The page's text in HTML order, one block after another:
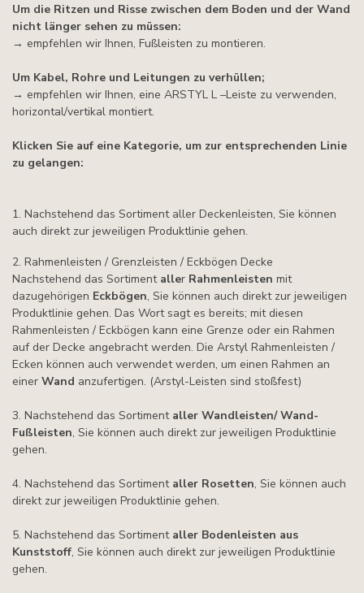
Um die Ritzen und Risse zwischen dem Boden und der Wand
nicht länger sehen zu müssen:
→ empfehlen wir Ihnen, Fußleisten zu montieren.
Um Kabel, Rohre und Leitungen zu verhüllen;
→ empfehlen wir Ihnen, eine ARSTYL L –Leiste zu verwenden,
horizontal/vertikal montiert.
Klicken Sie auf eine Kategorie, um zur entsprechenden Linie
zu gelangen:
1. Nachstehend das Sortiment aller Deckenleisten, Sie können
auch direkt zur jeweiligen Produktlinie gehen.
2. Rahmenleisten / Grenzleisten / Eckbögen Decke
Nachstehend das Sortiment aller Rahmenleisten mit
dazugehörigen Eckbögen, Sie können auch direkt zur jeweiligen
Produktlinie gehen. Das Wort sagt es bereits; mit diesen
Rahmenleisten / Eckbögen kann eine Grenze oder ein Rahmen
auf der Decke angebracht werden. Die Arstyl Rahmenleisten /
Ecken können auch verwendet werden, um einen Rahmen an
einer Wand anzufertigen. (Arstyl-Leisten sind stoßfest)
3. Nachstehend das Sortiment aller Wandleisten/ Wand-
Fußleisten, Sie können auch direkt zur jeweiligen Produktlinie
gehen.
4. Nachstehend das Sortiment aller Rosetten, Sie können auch
direkt zur jeweiligen Produktlinie gehen.
5. Nachstehend das Sortiment aller Bodenleisten aus
Kunststoff, Sie können auch direkt zur jeweiligen Produktlinie
gehen.